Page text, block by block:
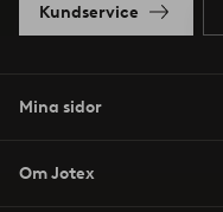
Kundservice
Mina sidor
Om Jotex